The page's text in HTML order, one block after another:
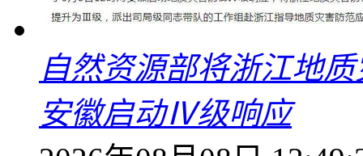
自然资源部将浙江地
安徽启动Ⅳ级响应